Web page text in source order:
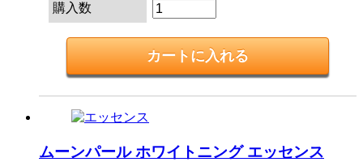
購入数
ムーンパール ホワイトニング エッセンス